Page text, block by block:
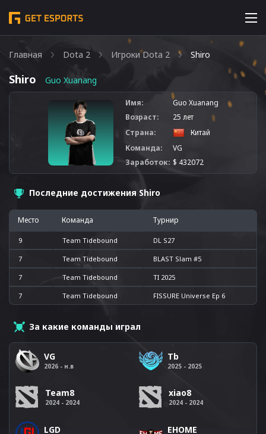
Главная Dota 2 Игроки Dota 2 Shiro
Shiro Guo Xuanang
Имя:
Guo Xuanang
Возраст:
25 лет
Страна:
Китай
Команда:
VG
Заработок: $ 432072
Последние достижения Shiro
Место Команда Турнир
9 Team Tidebound DL S27
7 Team Tidebound BLAST Slam #5
7 Team Tidebound TI 2025
7 Team Tidebound FISSURE Universe Ep 6
За какие команды играл
VG
2026 - н.в
Tb
2025 - 2025
Team8
2024 - 2024
xiao8
2024 - 2024
LGD EHOME